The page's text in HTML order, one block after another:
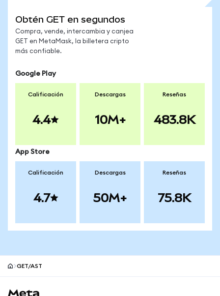
Obtén GET en segundos
Compra, vende, intercambia y canjea
GET en MetaMask, la billetera cripto
más confiable.
Google Play
Calificación
4.4
Descargas
10M+
Reseñas
483.8K
App Store
Calificación
4.7
Descargas
50M+
Reseñas
75.8K
GET/AST